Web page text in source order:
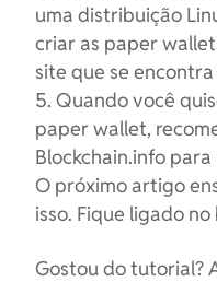
uma distribuição
criar as paper
site que se
Quando você
paper wallet,
Blockchain.info
O próximo artigo
isso. Fique ligado no
Gostou do tutorial?